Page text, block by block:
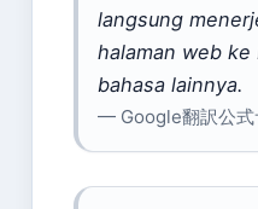
langsung
halaman web
bahasa lainnya.
— Google翻訳公式